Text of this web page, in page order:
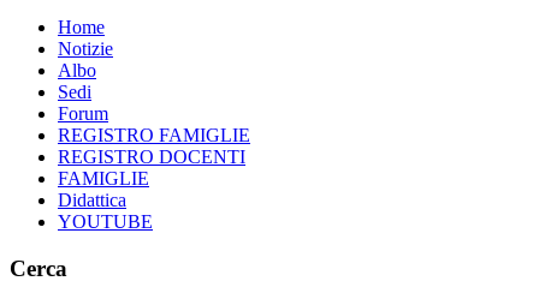
Home
Notizie
Albo
Sedi
Forum
REGISTRO FAMIGLIE
REGISTRO DOCENTI
FAMIGLIE
Didattica
YOUTUBE
Cerca